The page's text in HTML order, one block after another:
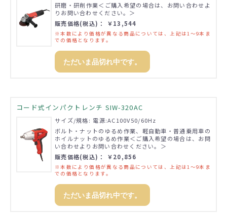
研磨・研削作業＜ご購入希望の場合は、お問い合わせよ
りお問い合わせください。＞
販売価格(税込)： ￥13,544
※本数により価格が異なる商品については、上記は1～9本ま
での価格となります。
ただいま品切れ中です。
コード式インパクトレンチ SIW-320AC
サイズ/規格: 電源:AC100V50/60Hz
ボルト・ナットのゆるめ作業、軽自動車・普通乗用車の
ホイルナットのゆるめ作業＜ご購入希望の場合は、お問
い合わせよりお問い合わせください。＞
販売価格(税込)： ￥20,856
※本数により価格が異なる商品については、上記は1～9本ま
での価格となります。
ただいま品切れ中です。